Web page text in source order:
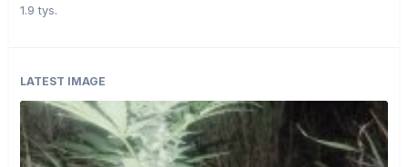
1.9 tys.
LATEST IMAGE